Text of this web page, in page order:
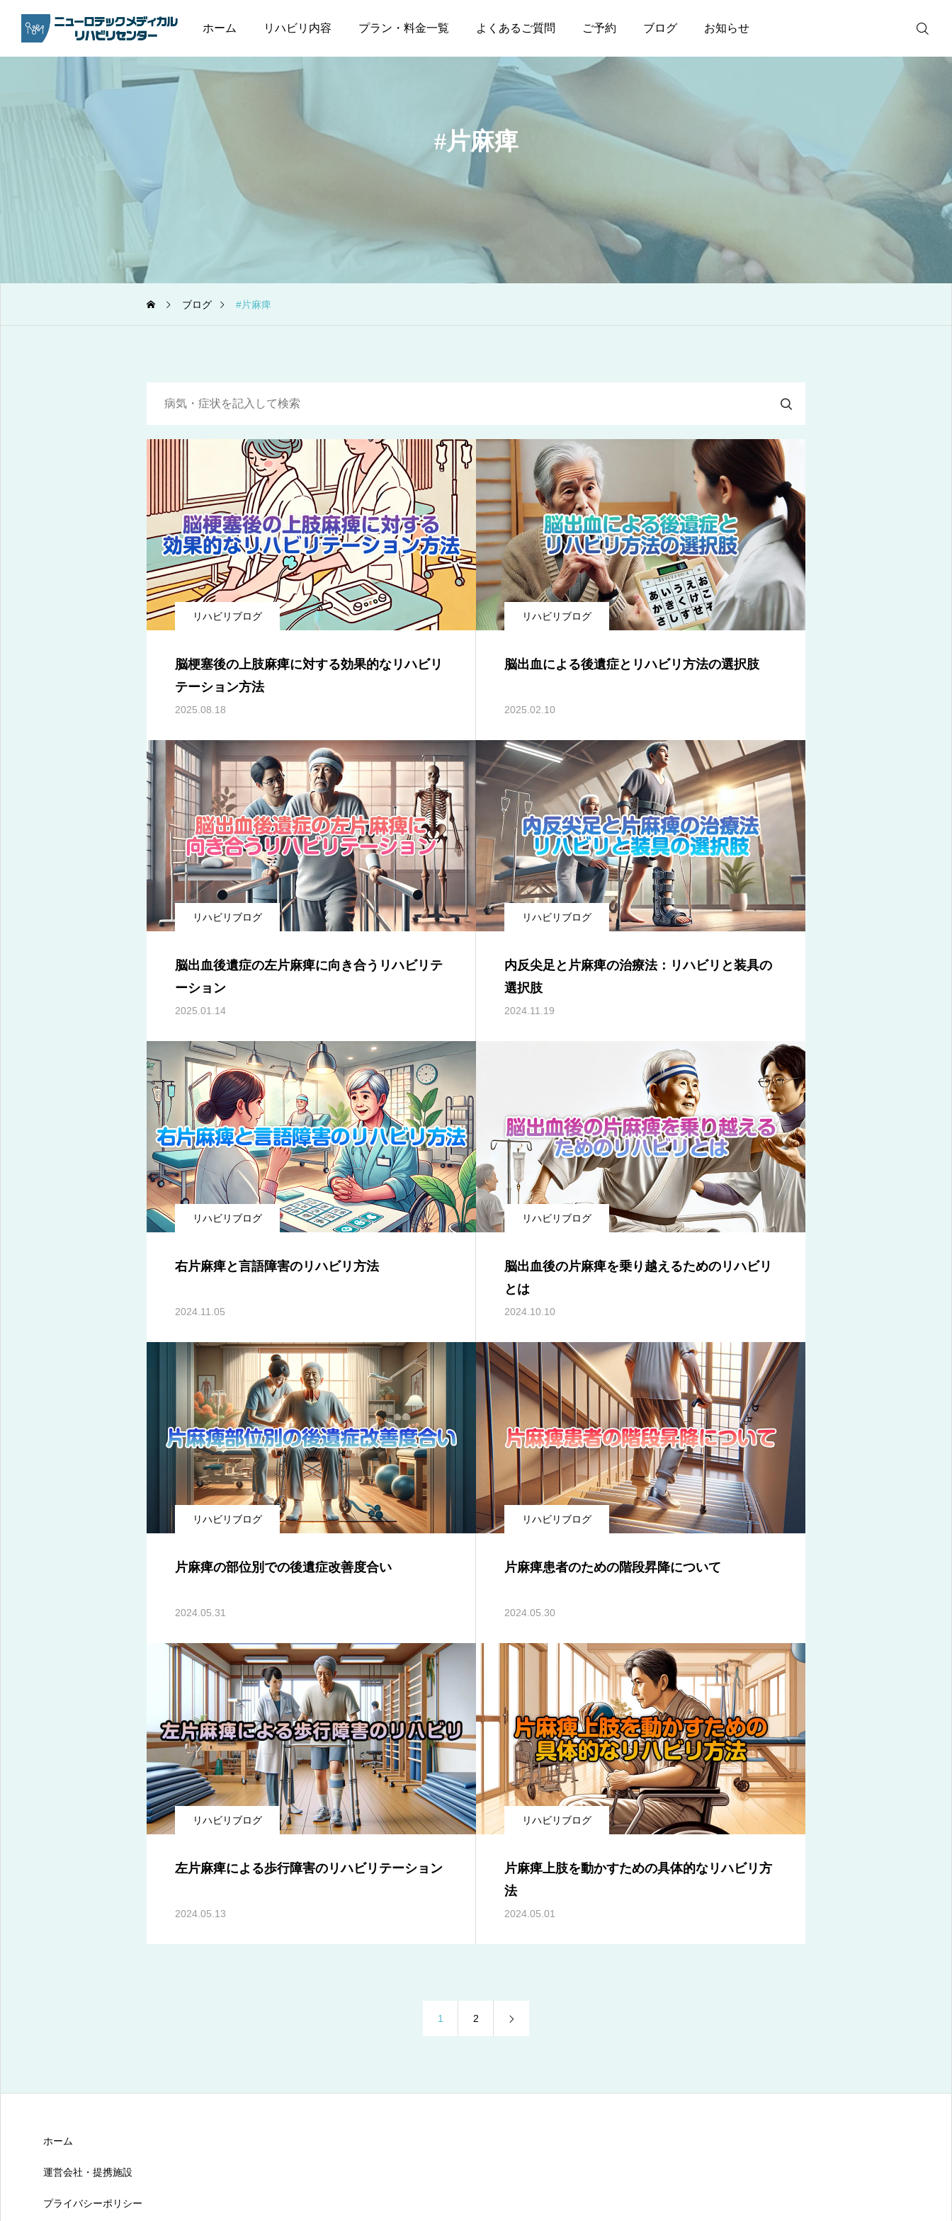
ホーム リハビリ内容 プラン・料金一覧 よくあるご質問 ご予約 ブログ お知らせ
アクセス
片麻痺
ブログ 片麻痺
リハビリブログ
脳梗塞後の上肢麻痺に対する効果的なリハビリ
テーション方法
2025.08.18
リハビリブログ
脳出血による後遺症とリハビリ方法の選択肢
2025.02.10
リハビリブログ
脳出血後遺症の左片麻痺に向き合うリハビリテ
ーション
2025.01.14
リハビリブログ
内反尖足と片麻痺の治療法：リハビリと装具の
選択肢
2024.11.19
リハビリブログ
右片麻痺と言語障害のリハビリ方法
2024.11.05
リハビリブログ
脳出血後の片麻痺を乗り越えるためのリハビリ
とは
2024.10.10
リハビリブログ
片麻痺の部位別での後遺症改善度合い
2024.05.31
リハビリブログ
片麻痺患者のための階段昇降について
2024.05.30
リハビリブログ
左片麻痺による歩行障害のリハビリテーション
2024.05.13
リハビリブログ
片麻痺上肢を動かすための具体的なリハビリ方
法
2024.05.01
1 2
ホーム
運営会社・提携施設
プライバシーポリシー